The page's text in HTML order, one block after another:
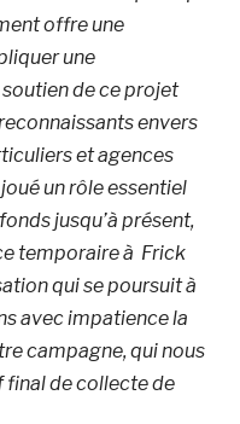
offre une
une
de ce projet
envers
et agences
un rôle essentiel
jusqu’à présent,
temporaire à Frick
qui se poursuit à
avec impatience la
campagne, qui nous
de collecte de